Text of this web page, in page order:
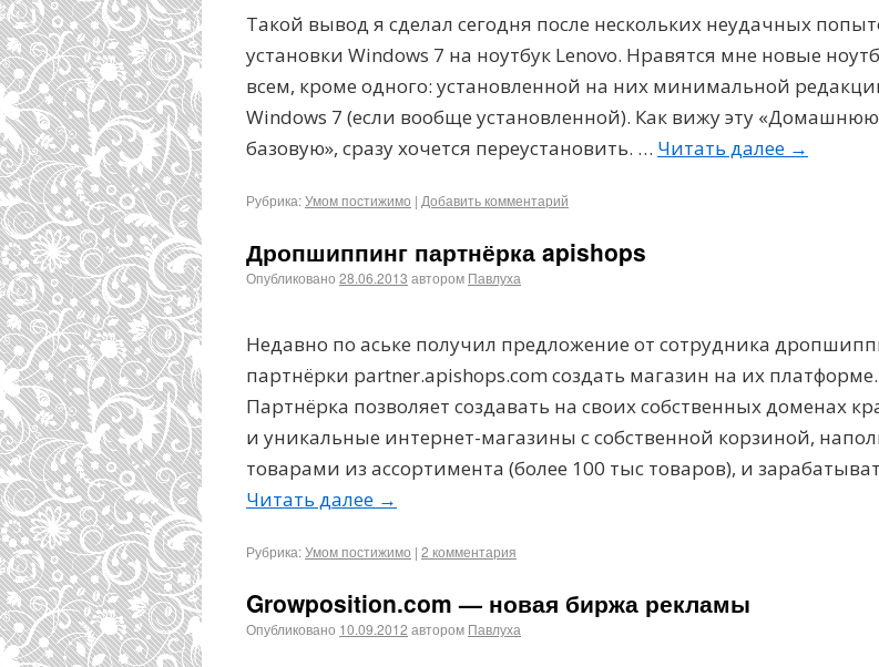
Такой вывод я сделал сегодня после нескольких неудачных
установки Windows 7 на ноутбук Lenovo. Нравятся мне новые
всем, кроме одного: установленной на них минимальной
Windows 7 (если вообще установленной). Как вижу эту «Домашнюю
базовую», сразу хочется переустановить. … Читать далее →
Рубрика:Умом постижимо | Добавить комментарий
Дропшиппинг партнёрка apishops
Опубликовано 28.06.2013 автором Павлуха
Недавно по аське получил предложение от сотрудника
партнёрки partner.apishops.com создать магазин на их платформе.
Партнёрка позволяет создавать на своих собственных доменах
и уникальные интернет-магазины с собственной корзиной,
товарами из ассортимента (более 100 тыс товаров), и
Читать далее →
Рубрика:Умом постижимо | 2 комментария
Growposition.com — новая биржа рекламы
Опубликовано 10.09.2012 автором Павлуха